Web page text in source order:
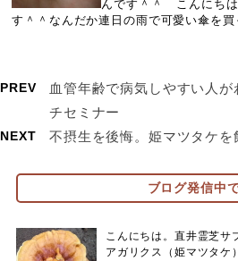
んです＾＾ こんにち
す＾＾なんだか連日の雨で可愛い傘を
PREV
血管年齢で病気しやすい人
チセミナー
NEXT 不摂生を後悔。姫マツタケを
ブログ発信中
こんにちは。直井霊芝サ
アガリクス（姫マツタケ